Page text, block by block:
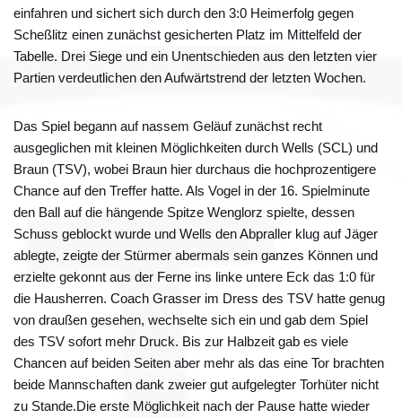
einfahren und sichert sich durch den 3:0 Heimerfolg gegen
Scheßlitz einen zunächst gesicherten Platz im Mittelfeld der
Tabelle. Drei Siege und ein Unentschieden aus den letzten vier
Partien verdeutlichen den Aufwärtstrend der letzten Wochen.
Das Spiel begann auf nassem Geläuf zunächst recht
ausgeglichen mit kleinen Möglichkeiten durch Wells (SCL) und
Braun (TSV), wobei Braun hier durchaus die hochprozentigere
Chance auf den Treffer hatte. Als Vogel in der 16. Spielminute
den Ball auf die hängende Spitze Wenglorz spielte, dessen
Schuss geblockt wurde und Wells den Abpraller klug auf Jäger
ablegte, zeigte der Stürmer abermals sein ganzes Können und
erzielte gekonnt aus der Ferne ins linke untere Eck das 1:0 für
die Hausherren. Coach Grasser im Dress des TSV hatte genug
von draußen gesehen, wechselte sich ein und gab dem Spiel
des TSV sofort mehr Druck. Bis zur Halbzeit gab es viele
Chancen auf beiden Seiten aber mehr als das eine Tor brachten
beide Mannschaften dank zweier gut aufgelegter Torhüter nicht
zu Stande.Die erste Möglichkeit nach der Pause hatte wieder